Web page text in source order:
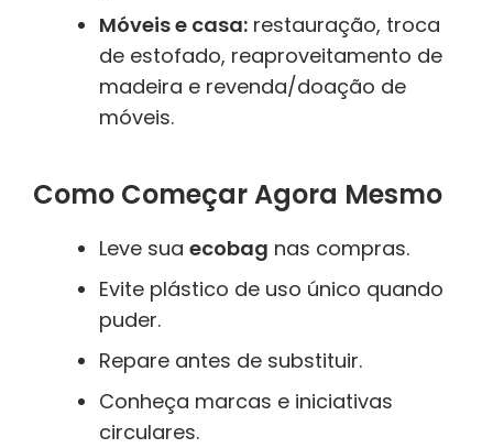
Móveis e casa: restauração, troca
de estofado, reaproveitamento de
madeira e revenda/doação de
móveis.
Como Começar Agora Mesmo
Leve sua ecobag nas compras.
Evite plástico de uso único quando
puder.
Repare antes de substituir.
Conheça marcas e iniciativas
circulares.